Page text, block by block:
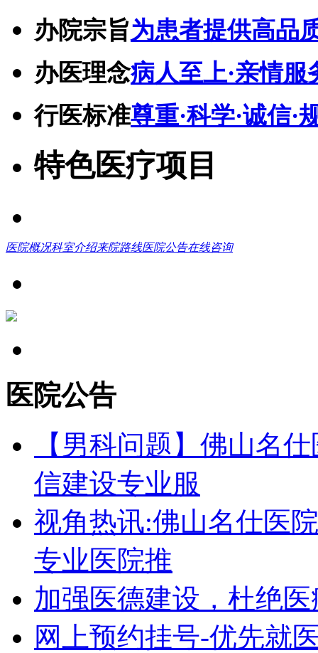
办院宗旨为患者提供高品
办医理念病人至上·亲情服
行医标准尊重·科学·诚信·
特色医疗项目
医院概况科室介绍来院路线医院公告在线咨询
医院公告
【男科问题】佛山名
信建设专业服
视角热讯:佛山名仕医
专业医院推
加强医德建设，杜绝
网上预约挂号-优先就